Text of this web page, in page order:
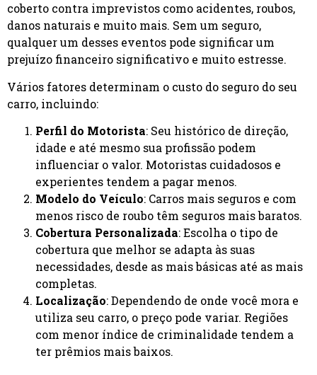
coberto contra imprevistos como acidentes, roubos,
danos naturais e muito mais. Sem um seguro,
qualquer um desses eventos pode significar um
prejuízo financeiro significativo e muito estresse.
Vários fatores determinam o custo do seguro do seu
carro, incluindo:
Perfil do Motorista: Seu histórico de direção,
idade e até mesmo sua profissão podem
influenciar o valor. Motoristas cuidadosos e
experientes tendem a pagar menos.
Modelo do Veículo: Carros mais seguros e com
menos risco de roubo têm seguros mais baratos.
Cobertura Personalizada: Escolha o tipo de
cobertura que melhor se adapta às suas
necessidades, desde as mais básicas até as mais
completas.
Localização: Dependendo de onde você mora e
utiliza seu carro, o preço pode variar. Regiões
com menor índice de criminalidade tendem a
ter prêmios mais baixos.